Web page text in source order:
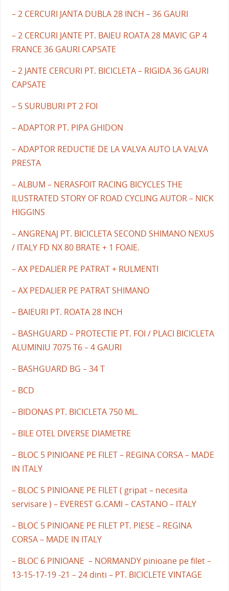
– 2 CERCURI JANTA DUBLA 28 INCH – 36 GAURI
– 2 CERCURI JANTE PT. BAIEU ROATA 28 MAVIC GP 4
FRANCE 36 GAURI CAPSATE
– 2 JANTE CERCURI PT. BICICLETA – RIGIDA 36 GAURI
CAPSATE
– 5 SURUBURI PT 2 FOI
– ADAPTOR PT. PIPA GHIDON
– ADAPTOR REDUCTIE DE LA VALVA AUTO LA VALVA
PRESTA
– ALBUM – NERASFOIT RACING BICYCLES THE
ILUSTRATED STORY OF ROAD CYCLING AUTOR – NICK
HIGGINS
– ANGRENAJ PT. BICICLETA SECOND SHIMANO NEXUS
/ ITALY FD NX 80 BRATE + 1 FOAIE.
– AX PEDALIER PE PATRAT + RULMENTI
– AX PEDALIER PE PATRAT SHIMANO
– BAIEURI PT. ROATA 28 INCH
– BASHGUARD – PROTECTIE PT. FOI / PLACI BICICLETA
ALUMINIU 7075 T6 – 4 GAURI
– BASHGUARD BG – 34 T
– BCD
– BIDONAS PT. BICICLETA 750 ML.
– BILE OTEL DIVERSE DIAMETRE
– BLOC 5 PINIOANE PE FILET – REGINA CORSA – MADE
IN ITALY
– BLOC 5 PINIOANE PE FILET ( gripat – necesita
servisare ) – EVEREST G.CAMI – CASTANO – ITALY
– BLOC 5 PINIOANE PE FILET PT. PIESE – REGINA
CORSA – MADE IN ITALY
– BLOC 6 PINIOANE – NORMANDY pinioane pe filet –
13-15-17-19 -21 – 24 dinti – PT. BICICLETE VINTAGE